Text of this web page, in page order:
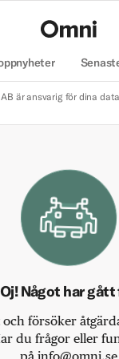
är ansvarig för dina
Oj! Något har gått
försöker
du frågor eller